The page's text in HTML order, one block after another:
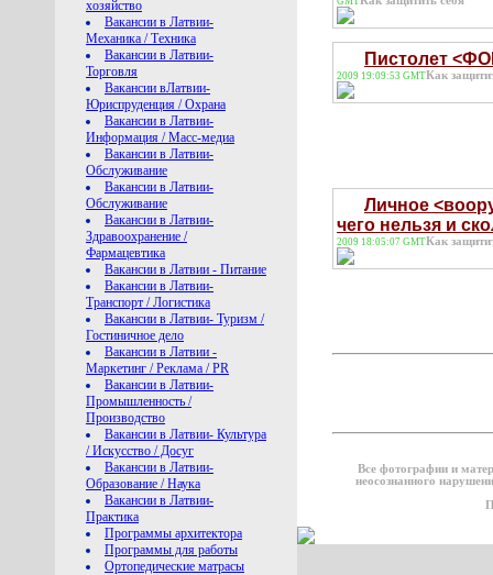
хозяйство
Вакансии в Латвии-
Механика / Техника
Вакансии в Латвии-
Торговля
Вакансии вЛатвии-
Юриспруденция / Охрана
Вакансии в Латвии-
Информация / Mасс-медиа
Вакансии в Латвии-
Обслуживание
Вакансии в Латвии-
Обслуживание
Вакансии в Латвии-
Здравоохранение /
Фармацевтика
Вакансии в Латвии - Питание
Вакансии в Латвии-
Транспорт / Логистика
Вакансии в Латвии- Туризм /
Гостиничное дело
Вакансии в Латвии -
Маркетинг / Реклама / PR
Вакансии в Латвии-
Промышленность /
Производство
Вакансии в Латвии- Культура
/ Искусство / Досуг
Вакансии в Латвии-
Образование / Наука
Вакансии в Латвии-
Практика
Программы архитектора
Программы для работы
Ортопедические матрасы
Пистолет
2009 19:09:53 GMTКак
Личное
чего нельзя и
2009 18:05:07 GMTКак
Все фотографии и
неосознанного